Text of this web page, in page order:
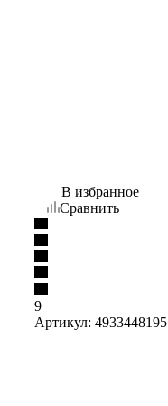
В избранное
Сравнить
9
Артикул: 4933448195